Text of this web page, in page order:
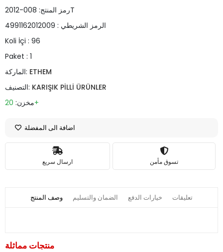
رمز المنتج:008-2012T
الرمز الشريطي : 4991162012009
Koli İçi : 96
Paket : 1
الماركة: ETHEM
التصنيف: KARIŞIK PİLLİ ÜRÜNLER
مخزن:20+
اضافة الى المفضلة
ارسال سريع تسوق مأمن
وصف المنتج الضمان والتسليم خيارات الدفع تعليقات
منتجات مماثلة